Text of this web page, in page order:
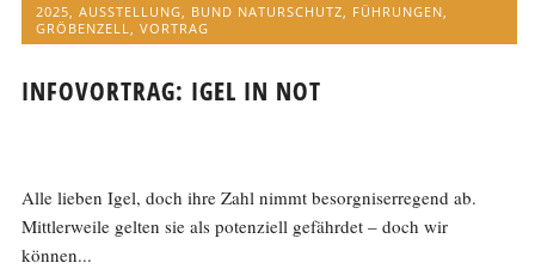
2025 ,AUSSTELLUNG BUND NATURSCHUTZ FÜHRUNGEN
GRÖBENZELL
,VORTRAG
INFOVORTRAG: IGEL IN NOT
Alle lieben Igel, doch ihre Zahl nimmt besorgniserregend ab.
Mittlerweile gelten sie als potenziell gefährdet – doch wir
können...